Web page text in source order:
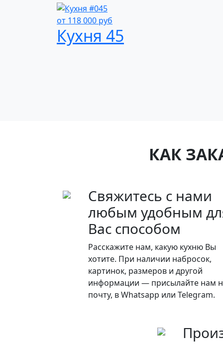
от 118 000 руб
Кухня 45
КАК
Свяжитесь с нами
любым удобным
Вас способом
Расскажите нам, какую кухню Вы
хотите. При наличии набросок,
картинок, размеров и другой
информации — присылайте нам
почту, в Whatsapp или Telegram.